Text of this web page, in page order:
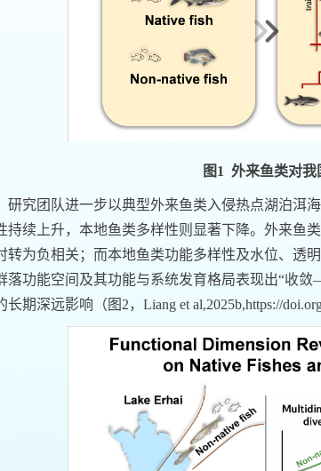
图1 外来鱼类对我
研究团队进一步以典型外来鱼类入侵热点湖泊洱
持续上升，本地鱼类多样性则显著下降。外来鱼
转为负相关；而本地鱼类功能多样性及水位、透
落功能空间及其功能与系统发育格局表现出“收敛
长期深远影响（图 2， Liang et al,2025b,https://